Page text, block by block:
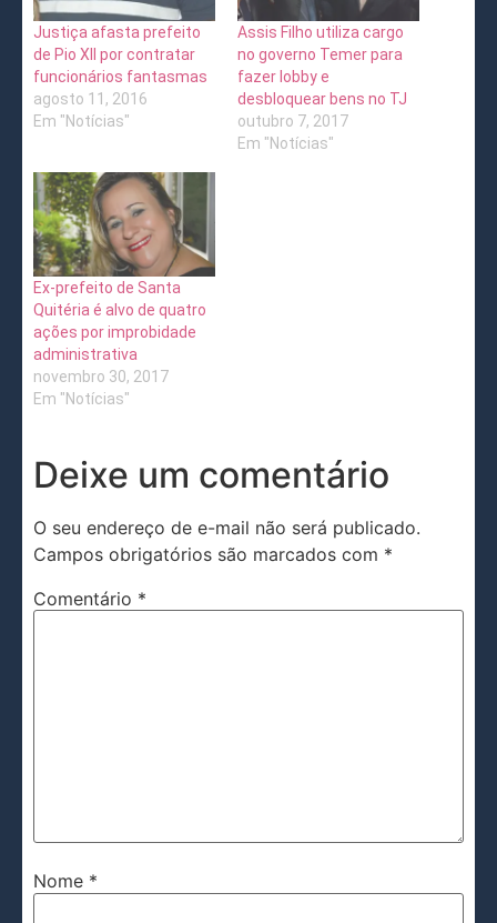
Justiça afasta prefeito
de Pio XII por contratar
funcionários fantasmas
agosto 11, 2016
Em "Notícias"
Assis Filho utiliza cargo
no governo Temer para
fazer lobby e
desbloquear bens no TJ
outubro 7, 2017
Em "Notícias"
Ex-prefeito de Santa
Quitéria é alvo de quatro
ações por improbidade
administrativa
novembro 30, 2017
Em "Notícias"
Deixe um comentário
O seu endereço de e-mail não será publicado.
Campos obrigatórios são marcados com *
Comentário *
Nome *